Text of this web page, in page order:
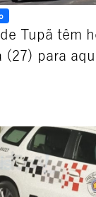
Tupã têm
(27) para